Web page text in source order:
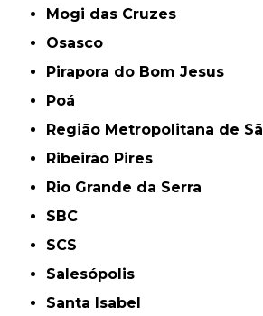
Mogi das Cruzes
Osasco
Pirapora do Bom Jesus
Poá
Região Metropolitana de
Ribeirão Pires
Rio Grande da Serra
SBC
SCS
Salesópolis
Santa Isabel